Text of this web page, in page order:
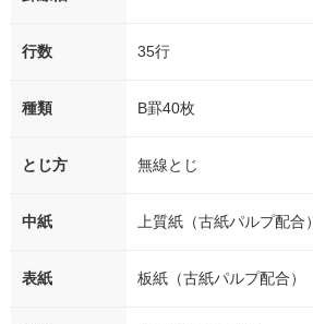
行数 35行
種類 B罫40枚
とじ方 無線とじ
中紙 上質紙（古紙パルプ配合）
表紙 板紙（古紙パルプ配合）